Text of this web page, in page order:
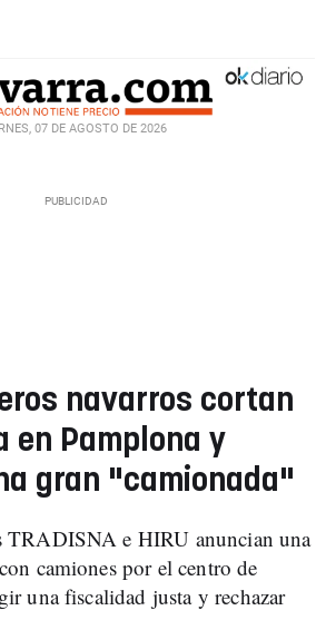
07 DE AGOSTO DE 2026
navarros cortan
en Pamplona y
gran "camionada"
TRADISNA e HIRU anuncian una
camiones por el centro de
una fiscalidad justa y rechazar